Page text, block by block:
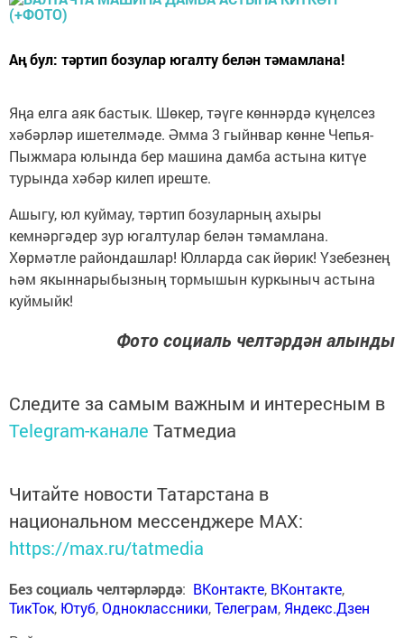
Аң бул: тәртип бозулар югалту белән тәмамлана!
Яңа елга аяк бастык. Шөкер, тәүге көннәрдә күңелсез
хәбәрләр ишетелмәде. Әмма 3 гыйнвар көнне Чепья-
Пыжмара юлында бер машина дамба астына китүе
турында хәбәр килеп иреште.
Ашыгу, юл куймау, тәртип бозуларның ахыры
кемнәргәдер зур югалтулар белән тәмамлана.
Хөрмәтле райондашлар! Юлларда сак йөрик! Үзебезнең
һәм якыннарыбызның тормышын куркыныч астына
куймыйк!
Фото социаль челтәрдән алынды
Следите за самым важным и интересным в
Telegram-канале Татмедиа
Читайте новости Татарстана в
национальном мессенджере MАХ:
https://max.ru/tatmedia
Без социаль челтәрләрдә: ВКонтакте, ВКонтакте,
ТикТок, Ютуб,Одноклассники,Телеграм, Яндекс.Дзен